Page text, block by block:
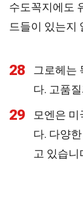
수도꼭지에도
드들이 있는지
28
그로헤는
다. 고품
29
모엔은
다. 다양
고 있습니